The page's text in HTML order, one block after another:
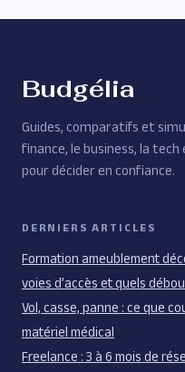
progiciels
Budgélia
Guides, comparatifs et
finance, le business, la
pour décider en confiance.
DERNIERS ARTICLES
Formation ameublement
voies d’accès et quels
Vol, casse, panne : ce que
matériel médical
Freelance : 3 à 6 mois de